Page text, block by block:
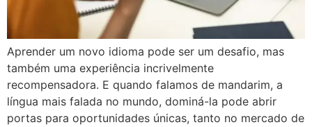
Aprender um novo idioma pode ser um desafio, mas
também uma experiência incrivelmente
recompensadora. E quando falamos de mandarim, a
língua mais falada no mundo, dominá-la pode abrir
portas para oportunidades únicas, tanto no mercado de